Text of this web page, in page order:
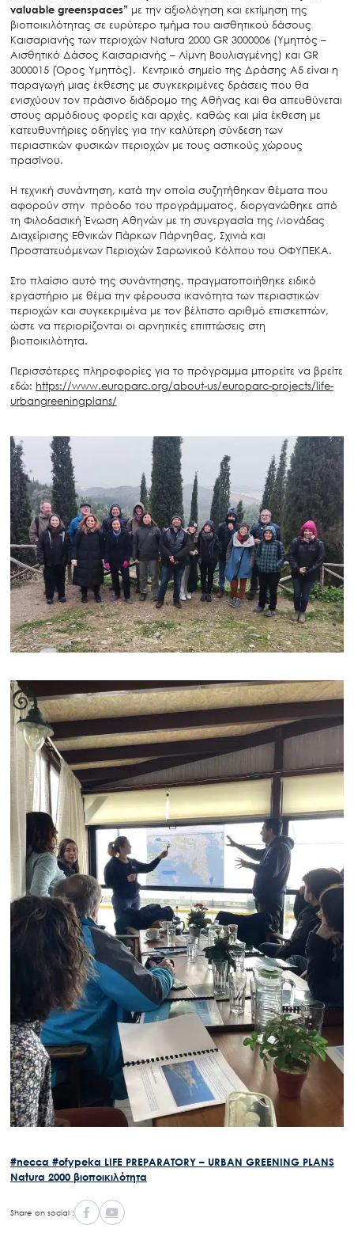
Search
for:
Ο.ΦΥ.ΠΕ.Κ.Α.
Νέα – Δημοσιότητα
Άξονες δράσης
Μ.Δ.Π.Π.
Έργα
Επικοινωνία
valuable greenspaces”με την αξιολόγηση και εκτίμηση της
βιοποικιλότητας σε ευρύτερο τμήμα του αισθητικού δάσους
Καισαριανής των περιοχών Natura 2000 GR 3000006 (Υμηττός –
Αισθητικό Δάσος Καισαριανής – Λίμνη Βουλιαγμένης) και GR
3000015 (Όρος Υμηττός). Κεντρικό σημείο της Δράσης Α5 είναι η
παραγωγή μιας έκθεσης με συγκεκριμένες δράσεις που θα
ενισχύουν τον πράσινο διάδρομο της Αθήνας και θα απευθύνεται
στους αρμόδιους φορείς και αρχές, καθώς και μία έκθεση με
κατευθυντήριες οδηγίες για την καλύτερη σύνδεση των
περιαστικών φυσικών περιοχών με τους αστικούς χώρους
πρασίνου.
Η τεχνική συνάντηση, κατά την οποία συζητήθηκαν θέματα που
αφορούν στην πρόοδο του προγράμματος, διοργανώθηκε από
τη Φιλοδασική Ένωση Αθηνών με τη συνεργασία της Μονάδας
Διαχείρισης Εθνικών Πάρκων Πάρνηθας, Σχινιά και
Προστατευόμενων Περιοχών Σαρωνικού Κόλπου του ΟΦΥΠΕΚΑ.
Στο πλαίσιο αυτό της συνάντησης, πραγματοποιήθηκε ειδικό
εργαστήριο με θέμα την φέρουσα ικανότητα των περιαστικών
περιοχών και συγκεκριμένα με τον βέλτιστο αριθμό επισκεπτών,
ώστε να περιορίζονται οι αρνητικές επιπτώσεις στη
βιοποικιλότητα.
Περισσότερες πληροφορίες για το πρόγραμμα μπορείτε να βρείτε
εδώ: https://www.europarc.org/about-us/europarc-projects/life-
urbangreeningplans/
#necca #ofypeka LIFE PREPARATORY – URBAN GREENING PLANS
Natura 2000 βιοποικιλότητα
Share on social :